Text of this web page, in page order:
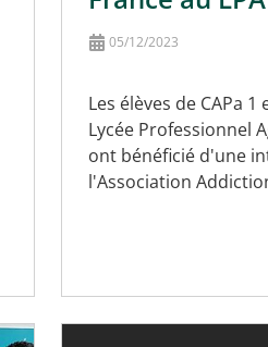
05/12/2023
Les élèves de CAPa
Lycée Professionnel
ont bénéficié d'une
l'Association